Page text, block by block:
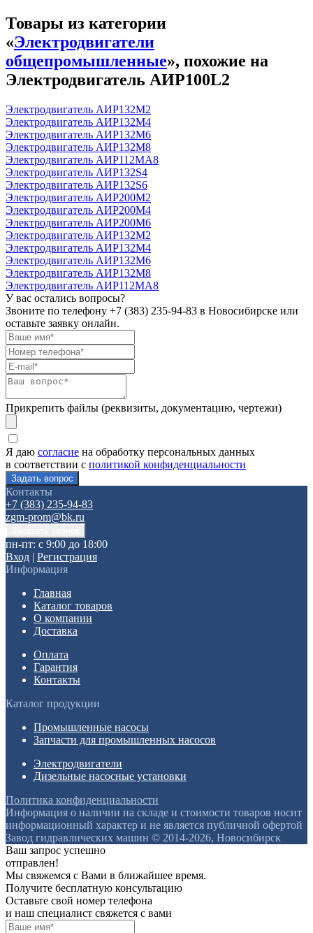
Товары из категории
«Электродвигатели
общепромышленные», похожие на
Электродвигатель АИР100L2
Электродвигатель АИР132М2
Электродвигатель АИР132М4
Электродвигатель АИР132М6
Электродвигатель АИР132М8
Электродвигатель АИР112МА8
Электродвигатель АИР132S4
Электродвигатель АИР132S6
Электродвигатель АИР200М2
Электродвигатель АИР200М4
Электродвигатель АИР200М6
Электродвигатель АИР132М2
Электродвигатель АИР132М4
Электродвигатель АИР132М6
Электродвигатель АИР132М8
Электродвигатель АИР112МА8
У вас остались вопросы?
Звоните по телефону +7 (383) 235-94-83 в Новосибирске или
оставьте заявку онлайн.
Прикрепить файлы (реквизиты, документацию, чертежи)
Я даю согласие на обработку персональных данных
в соответствии с политикой конфиденциальности
Контакты
+7 (383) 235-94-83
zgm-prom@bk.ru
пн-пт: с 9:00 до 18:00
Вход | Регистрация
Информация
Главная
Каталог товаров
О компании
Доставка
Оплата
Гарантия
Контакты
Каталог продукции
Промышленные насосы
Запчасти для промышленных насосов
Электродвигатели
Дизельные насосные установки
Политика конфиденциальности
Информация о наличии на складе и стоимости товаров носит
информационный характер и не является публичной офертой
Завод гидравлических машин © 2014-2026, Новосибирск
Ваш запрос успешно
отправлен!
Мы свяжемся с Вами в ближайшее время.
Получите бесплатную консультацию
Оставьте свой номер телефона
и наш специалист свяжется с вами